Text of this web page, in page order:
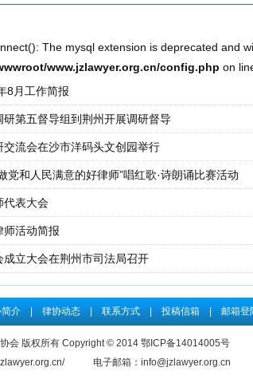
(06-17)
知
(05-15)
通知 (05-11)
(03-31)
通知 (03-27)
律处分... (02-04)
The mysql extension is deprecated and
www.jzlawyer.org.cn/config.php on
8月工作简报
第五督导组到荆州开展调研督导
流会在沙市洋码头文创园举行
党和人民满意的好律师”唱红歌·诗朗诵比赛活动
代表大会
师活动简报
立大会在荆州市司法局召开
介| 律协动态| 联系方式| 投稿信箱| 邮箱登
会 版权所有 Copyright © 2014 鄂ICP备14014005号
电子邮箱：info@jzlawyer.org.cn